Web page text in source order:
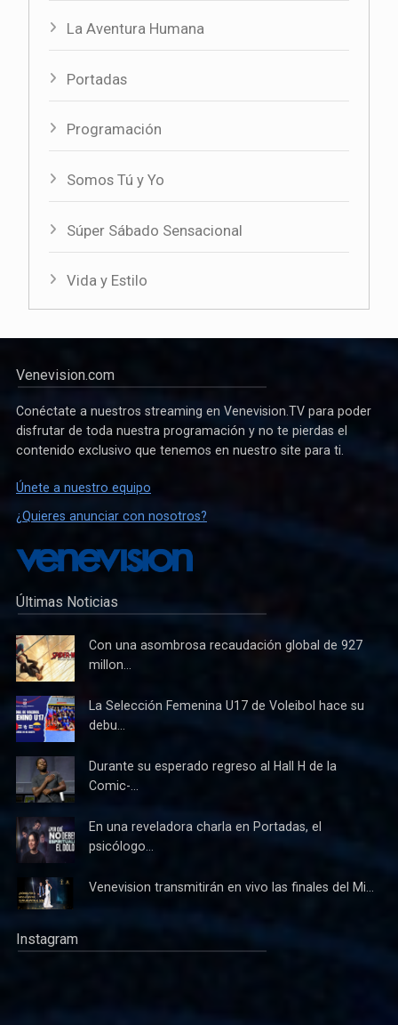
La Aventura Humana
Portadas
Programación
Somos Tú y Yo
Súper Sábado Sensacional
Vida y Estilo
Venevision.com
Conéctate a nuestros streaming en Venevision.TV para poder
disfrutar de toda nuestra programación y no te pierdas el
contenido exclusivo que tenemos en nuestro site para ti.
Únete a nuestro equipo
¿Quieres anunciar con nosotros?
Últimas Noticias
Con una asombrosa recaudación global de 927
millon...
La Selección Femenina U17 de Voleibol hace su
debu...
Durante su esperado regreso al Hall H de la
Comic-...
En una reveladora charla en Portadas, el
psicólogo...
Venevision transmitirán en vivo las finales del Mi...
Instagram